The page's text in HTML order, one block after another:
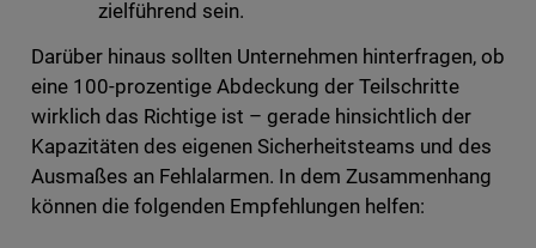
zielführend sein.
Darüber hinaus sollten Unternehmen hinterfragen, ob
eine 100-prozentige Abdeckung der Teilschritte
wirklich das Richtige ist – gerade hinsichtlich der
Kapazitäten des eigenen Sicherheitsteams und des
Ausmaßes an Fehlalarmen. In dem Zusammenhang
können die folgenden Empfehlungen helfen: